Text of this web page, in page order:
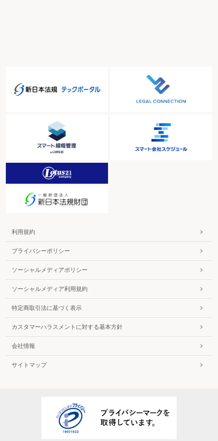
利用規約
プライバシーポリシー
ソーシャルメディアポリシー
ソーシャルメディア利用規約
特定商取引法に基づく表示
カスタマーハラスメントに対する基本方針
会社情報
サイトマップ